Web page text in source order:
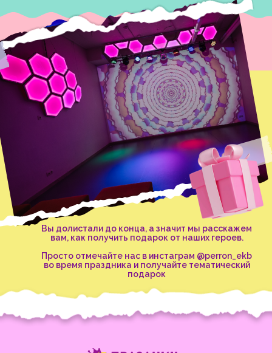
Вы долистали до конца, а значит мы расскажем
вам, как получить подарок от наших героев.
Просто отмечайте нас в инстаграм @perron_ekb
во время праздника и получайте тематический
подарок